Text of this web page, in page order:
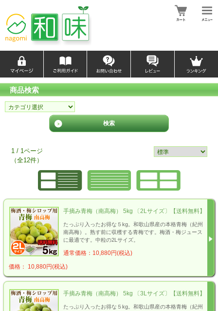
商品検索
1 / 1ページ
（全12件）
手摘み青梅（南高梅） 5kg 〔2Lサイズ〕【送料無料】
たっぷり入ったお得な５kg。和歌山県産の本格青梅（紀州
南高梅）。熟す前に収穫する青梅です。梅酒・梅ジュース
に最適です。中粒の2Lサイズ。
通常価格：10,880円(税込)
価格： 10,880円(税込)
手摘み青梅（南高梅） 5kg 〔3Lサイズ〕【送料無料】
たっぷり入ったお得な５kg。和歌山県産の本格青梅（紀州